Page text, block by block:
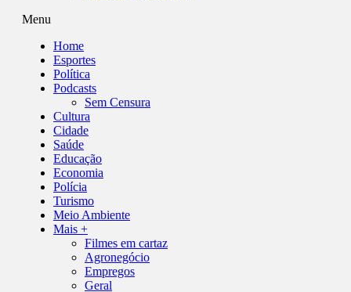
Menu
Home
Esportes
Política
Podcasts
Sem Censura
Cultura
Cidade
Saúde
Educação
Economia
Polícia
Turismo
Meio Ambiente
Mais +
Filmes em cartaz
Agronegócio
Empregos
Geral